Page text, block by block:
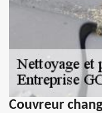
Couvreur